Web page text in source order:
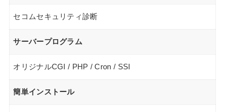
セコムセキュリティ診断
サーバープログラム
オリジナルCGI / PHP / Cron / SSI
簡単インストール